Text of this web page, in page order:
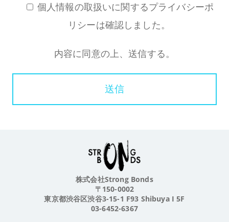
個人情報とはお客様の住所・氏名・電話番号・
FAX番号・メールアドレス等の個人を特定できる
3.個人情報の管理・保護について
壊・漏洩・改ざん等がないよう、技術面および組
織面において合理的かつ適切な安全対策を講じま
す。
お客様の個人情報を、お客様ご自身の同意を得た
場合、および法令により例外として取り扱うこと
が認められている場合を除き、収集した個人情報
について、収集の際に予め明示した目的または公
表している利用目的においてのみ利用いたしま
個人情報の取扱いに関するプライバシーポ
リシーは確認しました。
内容に同意の上、送信する。
株式会社Strong Bonds
〒150-0002
東京都渋谷区渋谷3-15-1 F93 Shibuya I 5F
03-6452-6367